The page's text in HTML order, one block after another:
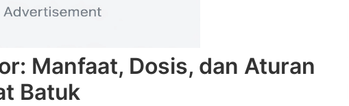
Manfaat, Dosis, dan Aturan
Batuk